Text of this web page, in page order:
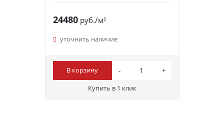
24480руб./м²
уточнить наличие
В корзину
Купить в 1 клик